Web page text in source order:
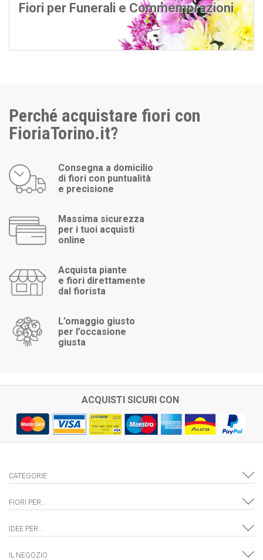
Fiori per Funerali e Commemorazioni
Perché acquistare fiori con
FioriaTorino.it?
Consegna a domicilio
di fiori con puntualità
e precisione
Massima sicurezza
per i tuoi acquisti
online
Acquista piante
e fiori direttamente
dal fiorista
L’omaggio giusto
per l’occasione
giusta
ACQUISTI SICURI CON
CATEGORIE
FIORI PER...
IDEE PER...
IL NEGOZIO